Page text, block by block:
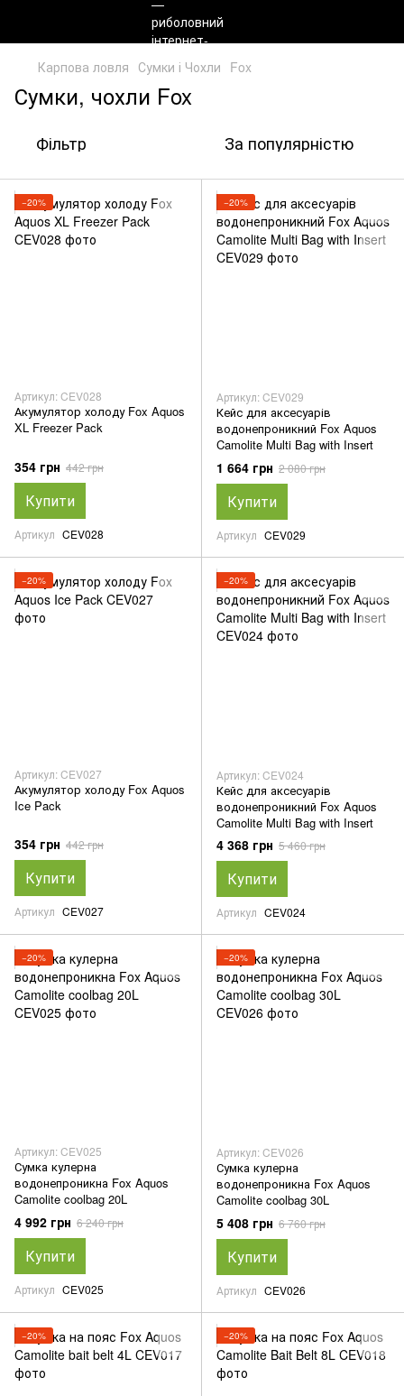
Карпова ловля Сумки і Чохли Fox
Сумки, чохли Fox
Фільтр За популярністю
−20%
Артикул: CEV028
Акумулятор холоду Fox Aquos
XL Freezer Pack
354 грн 442 грн
Купити
Артикул CEV028
−20%
Артикул: CEV029
Кейс для аксесуарів
водонепроникний Fox Aquos
Camolite Multi Bag with Insert
1 664 грн 2 080 грн
Купити
Артикул CEV029
−20%
Артикул: CEV027
Акумулятор холоду Fox Aquos
Ice Pack
354 грн 442 грн
Купити
Артикул CEV027
−20%
Артикул: CEV024
Кейс для аксесуарів
водонепроникний Fox Aquos
Camolite Multi Bag with Insert
4 368 грн 5 460 грн
Купити
Артикул CEV024
−20%
Артикул: CEV025
Сумка кулерна
водонепроникна Fox Aquos
Camolite coolbag 20L
4 992 грн 6 240 грн
Купити
Артикул CEV025
−20%
Артикул: CEV026
Сумка кулерна
водонепроникна Fox Aquos
Camolite coolbag 30L
5 408 грн 6 760 грн
Купити
Артикул CEV026
−20% −20%